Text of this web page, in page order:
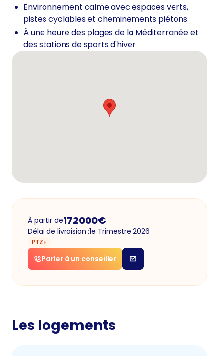
Environnement calme avec espaces verts,
pistes cyclables et cheminements piétons
À une heure des plages de la Méditerranée et
des stations de sports d'hiver
À partir de172000€
Délai de livraision :1e Trimestre 2026
PTZ+
Parler à un conseiller
Les logements